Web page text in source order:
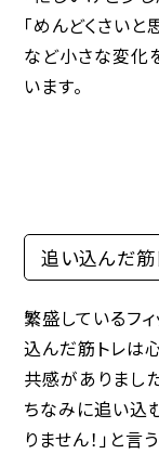
「めんどくさいと
など小さな変化
います。
追い込んだ
繁盛しているフ
込んだ筋トレは
共感がありました
ちなみに追い込
りません！」と